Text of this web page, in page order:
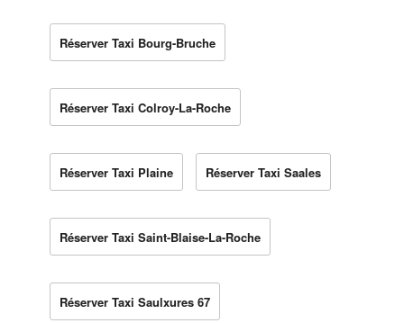
Réserver Taxi Bourg-Bruche
Réserver Taxi Colroy-La-Roche
Réserver Taxi Plaine Réserver Taxi Saales
Réserver Taxi Saint-Blaise-La-Roche
Réserver Taxi Saulxures 67